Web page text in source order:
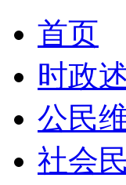
首页
时政
公民
社会